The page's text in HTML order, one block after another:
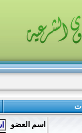
اسم العضو